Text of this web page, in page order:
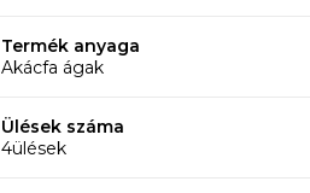
Termék anyaga
Akácfa ágak
Ülések száma
4ülések